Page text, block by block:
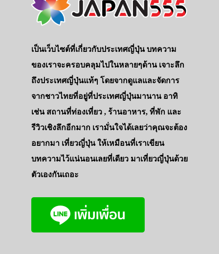
เป็นเว็บไซต์ที่เกี่ยวกับประเทศญี่ปุ่น บทความ
ของเราจะครอบคลุมไปในหลายๆด้าน เจาะลึก
ถึงประเทศญี่ปุ่นแท้ๆ โดยจากดูแลและจัดการ
จากชาวไทยที่อยู่ที่ประเทศญี่ปุ่นมานาน อาทิ
เช่น สถานที่ท่องเที่ยว , ร้านอาหาร, ที่พัก และ
รีวิวเชิงลึกอีกมาก เรามั่นใจได้เลยว่าคุณจะต้อง
อยากมา เที่ยวญี่ปุ่น ให้เหมือนที่เราเขียน
บทความไว้แน่นอนเลยที่เดียว มาเที่ยวญี่ปุ่นด้วย
ตัวเองกันเถอะ